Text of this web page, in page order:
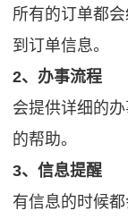
所有的订单都
到订单信息。
2、办事流程
会提供详细的
的帮助。
3、信息提醒
有信息的时候